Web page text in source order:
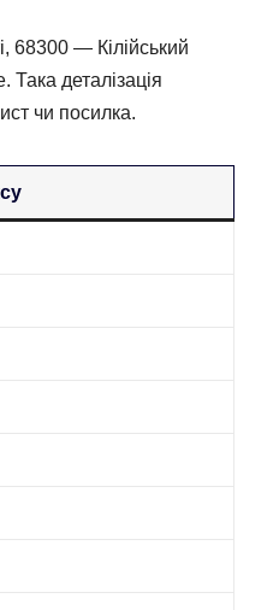
68300 — Кілійський
деталізація
чи посилка.